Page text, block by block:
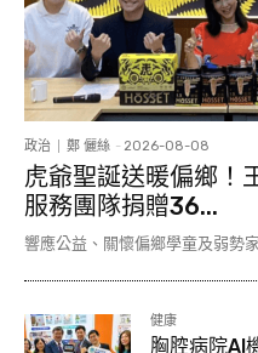
政治 鄭 儷絲 - 2026-08-08
虎爺聖誕送暖偏鄉！
服務團隊捐贈36...
響應公益、關懷偏鄉學童及弱勢
健康
胸腔病院AI